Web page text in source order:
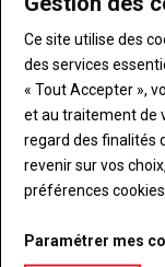
Lien
VOUS
Ce site utilise des
des services
« Tout Accepter »,
et au traitement de
regard des finalités
revenir sur vos
préférences cookies
Paramétrer mes